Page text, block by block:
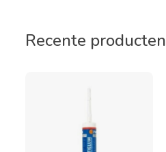
Recente producten